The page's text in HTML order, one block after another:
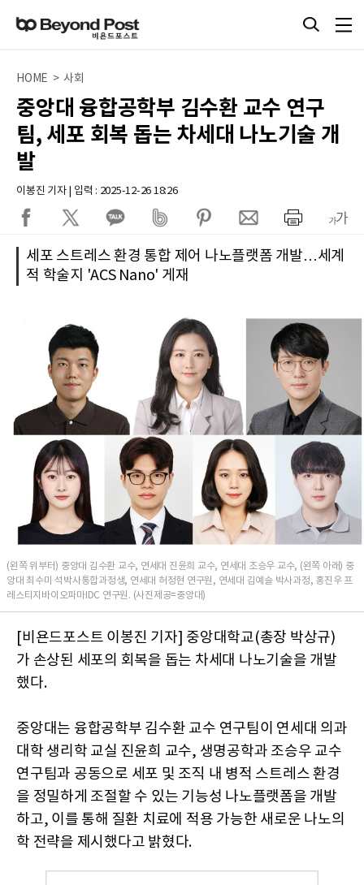
HOME > 사회
중앙대 융합공학부 김수환 교수 연구
팀, 세포 회복 돕는 차세대 나노기술 개
발
이봉진 기자 | 입력 : 2025-12-26 18:26
세포 스트레스 환경 통합 제어 나노플랫폼 개발…세계
적 학술지 'ACS Nano' 게재
(왼쪽 위부터) 중앙대 김수환 교수, 연세대 진윤희 교수, 연세대 조승우 교수, (왼쪽 아래) 중
앙대 최수미 석박사통합과정생, 연세대 허정현 연구원, 연세대 김예슬 박사과정, 홍진우 프
레스티지바이오파마IDC 연구원. (사진제공=중앙대)
[비욘드포스트 이봉진 기자] 중앙대학교(총장 박상규)
가 손상된 세포의 회복을 돕는 차세대 나노기술을 개발
했다.
중앙대는 융합공학부 김수환 교수 연구팀이 연세대 의과
대학 생리학 교실 진윤희 교수, 생명공학과 조승우 교수
연구팀과 공동으로 세포 및 조직 내 병적 스트레스 환경
을 정밀하게 조절할 수 있는 기능성 나노플랫폼을 개발
하고, 이를 통해 질환 치료에 적용 가능한 새로운 나노의
학 전략을 제시했다고 밝혔다.